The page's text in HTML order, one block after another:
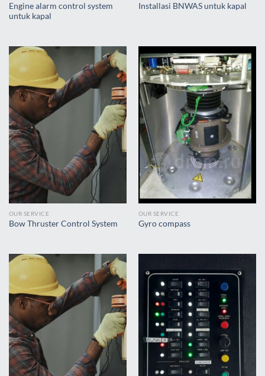
Engine alarm control system
untuk kapal
Installasi BNWAS untuk kapal
OUR SERVICE
Bow Thruster Control System
OUR SERVICE
Gyro compass